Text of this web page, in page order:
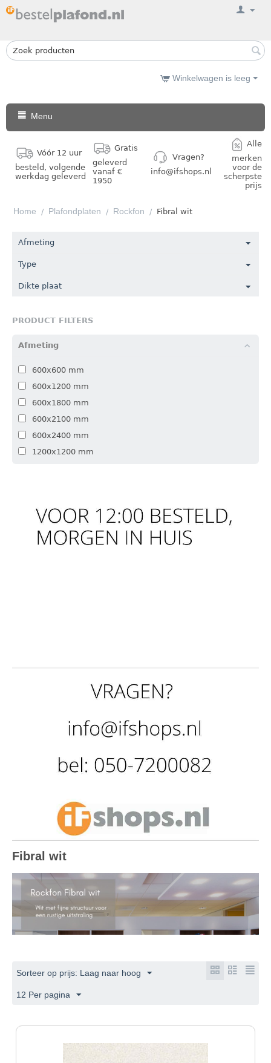
Winkelwagen is leeg
Menu
Vóór 12 uur
besteld, volgende
werkdag geleverd
Gratis
geleverd
vanaf €
1950
Vragen?
info@ifshops.nl
Alle
merken
voor de
scherpste
prijs
Home / Plafondplaten / Rockfon / Fibral wit
Afmeting
Type
Dikte plaat
PRODUCT FILTERS
Afmeting
600x600 mm
600x1200 mm
600x1800 mm
600x2100 mm
600x2400 mm
1200x1200 mm
Fibral wit
Sorteer op prijs: Laag naar hoog
12 Per pagina